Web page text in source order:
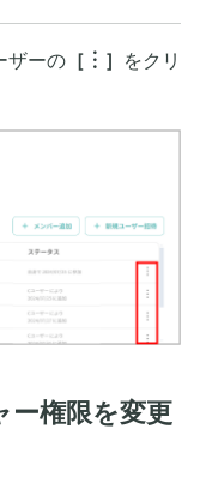
ザーの ［︙］ をクリ
ー権限を変更